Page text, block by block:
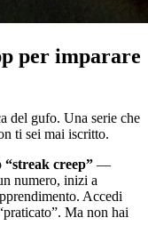
per imparare
del gufo. Una serie che
ti sei mai iscritto.
“streak creep” —
numero, inizi a
Accedi
Ma non hai